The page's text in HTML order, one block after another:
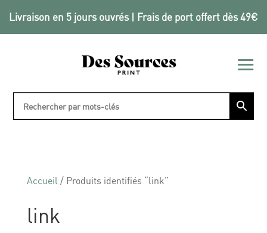
Livraison en 5 jours ouvrés | Frais de port offert dès 49€
Accueil / Produits identifiés “link”
link